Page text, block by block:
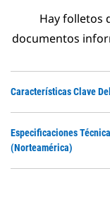
Hay folletos
documentos
Características Clave
Especificaciones
(Norteamérica)